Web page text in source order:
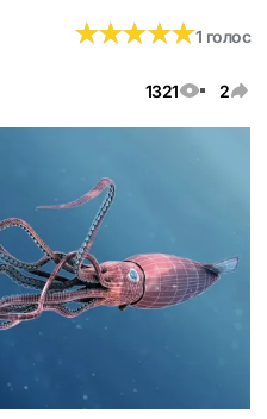
1321 2
★★★★★
★★★★★1 голос